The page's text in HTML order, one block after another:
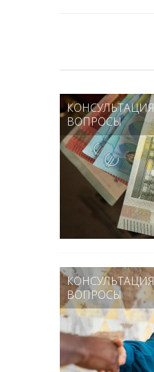
КОНСУЛЬТАЦИЯ
ВОПРОСЫ
КОНСУЛЬТАЦИЯ
ВОПРОСЫ